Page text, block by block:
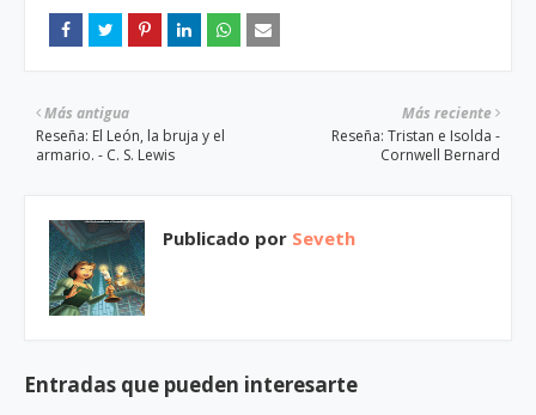
Más reciente
Reseña: Tristan e Isolda -
Cornwell Bernard
Más antigua
Reseña: El León, la bruja y el
armario. - C. S. Lewis
Publicado por Seveth
Entradas que pueden interesarte